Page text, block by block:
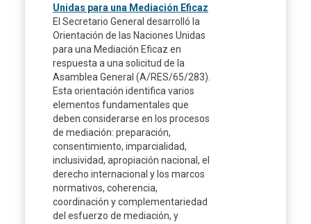
Unidas para una Mediación Eficaz
El Secretario General desarrolló la
Orientación de las Naciones Unidas
para una Mediación Eficaz en
respuesta a una solicitud de la
Asamblea General (A/RES/65/283).
Esta orientación identifica varios
elementos fundamentales que
deben considerarse en los procesos
de mediación: preparación,
consentimiento, imparcialidad,
inclusividad, apropiación nacional, el
derecho internacional y los marcos
normativos, coherencia,
coordinación y complementariedad
del esfuerzo de mediación, y